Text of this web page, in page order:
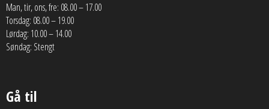
Man, tir, ons, fre: 08.00 – 17.00
Torsdag: 08.00 – 19.00
Lørdag: 10.00 – 14.00
Søndag: Stengt
Gå til